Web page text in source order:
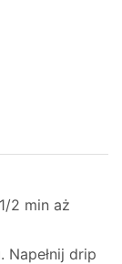
2 min aż
drip